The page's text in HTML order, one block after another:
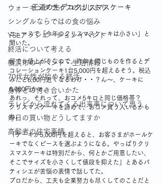
ウォーキングライフのはじまり
シングルならではの食の悩み
YSLアソシエーションイベント
終活について考える
横浜市のイベント・生活情報
70代女性が始める終活
身体との付き合いかた
テレビから流れてくる出来事について思う
毎日の買い物どうしてますか
高齢者の住宅事情
王道の生デコクリスマスケーキ
ニュースで「今年のクリスマスケーキは小さい」と
聞いた。
何でも値上がりなので、昨年と同じものを作るとデ
コレーションケーキ1台5,000円を超えるそう。税込
みだと6,00円近くなるわけ・・？ん～、ケーキに
6,000円かぁ。
あれっ、それって、おコメ5キロと同じ価格帯？
クリスマスケーキを諦めて、おコメ買う人いるかも
ね。
「ケーキが5,000円を超えると、お客さまがホールケ
ーキでなくピースを選ぶようになる。やっぱりクリ
スマスケーキは特別だから、何とかご用意したい、
そこでサイズを小さくして値段を抑えた」とあるパ
ティシエが苦悩の表情で話してた。
プロだから、工夫も企業努力も尽くしてのことだと